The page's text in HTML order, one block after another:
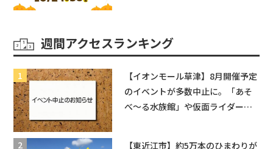
週間アクセスランキング
【イオンモール草津】8月開催予定
のイベントが多数中止に。「あそ
べ〜る水族館」や仮面ライダーシ
【東近江市】約5万本のひまわりが